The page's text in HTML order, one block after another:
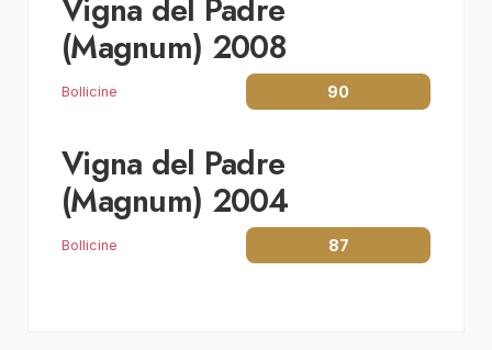
Vigna del Padre
(Magnum) 2008
Bollicine 90
Vigna del Padre
(Magnum) 2004
Bollicine 87